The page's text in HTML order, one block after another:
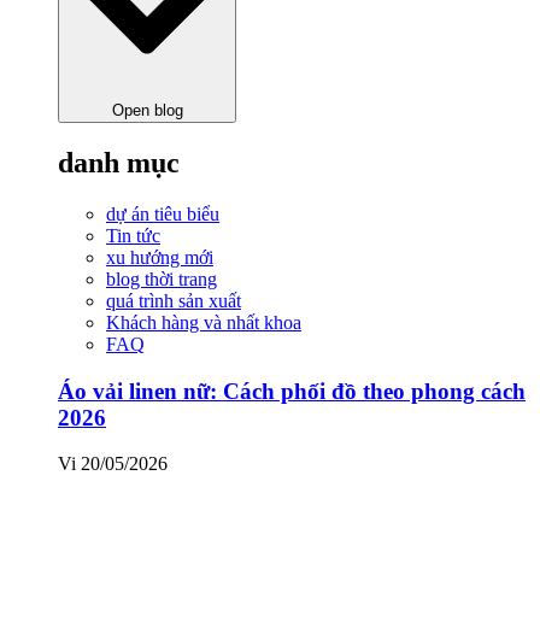
Open blog
danh mục
dự án tiêu biểu
Tin tức
xu hướng mới
blog thời trang
quá trình sản xuất
Khách hàng và nhất khoa
FAQ
Áo vải linen nữ: Cách phối đồ theo phong cách
2026
Vi 20/05/2026